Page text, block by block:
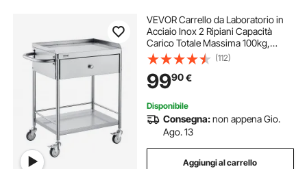
VEVOR Carrello da Laboratorio in
Acciaio Inox 2 Ripiani Capacità
Carico Totale Massima 100kg,
Carrello Sanitario in Acciaio Inox
201 710 x 421 x 785 mm, Carrello
per Medicazione da Laboratorio 2
Piani
(112)
9990€
Disponibile
Consegna:non appena Gio.
Ago. 13
Aggiungi al carrello